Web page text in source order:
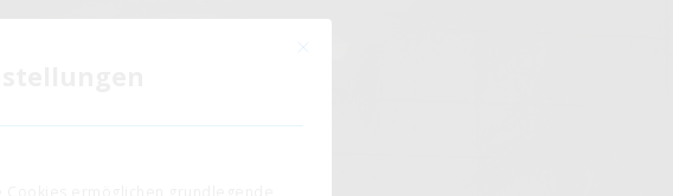
Mit diesem Button wird der Dialog geschlossen.